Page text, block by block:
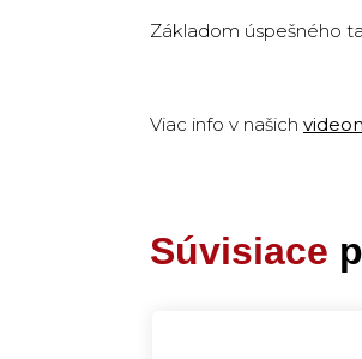
Základom úspešného
Viac info v našich
Súvisiace